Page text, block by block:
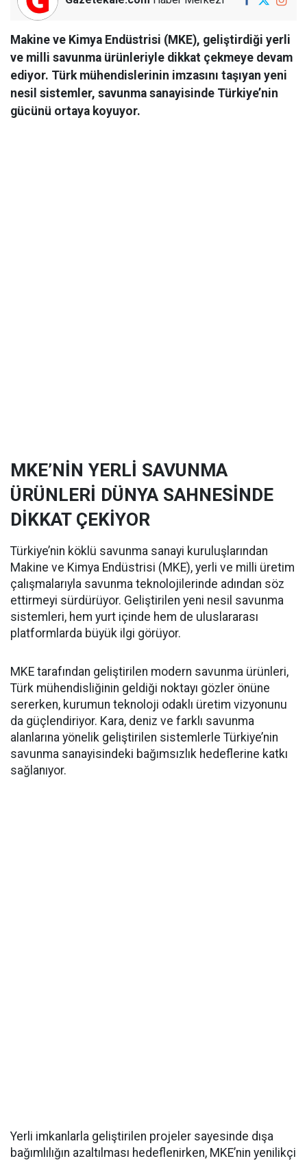
Makine ve Kimya Endüstrisi (MKE), geliştirdiği yerli
ve milli savunma ürünleriyle dikkat çekmeye devam
ediyor. Türk mühendislerinin imzasını taşıyan yeni
nesil sistemler, savunma sanayisinde Türkiye’nin
gücünü ortaya koyuyor.
MKE’NİN YERLİ SAVUNMA
ÜRÜNLERİ DÜNYA SAHNESİNDE
DİKKAT ÇEKİYOR
Türkiye’nin köklü savunma sanayi kuruluşlarından
Makine ve Kimya Endüstrisi (MKE), yerli ve milli üretim
çalışmalarıyla savunma teknolojilerinde adından söz
ettirmeyi sürdürüyor. Geliştirilen yeni nesil savunma
sistemleri, hem yurt içinde hem de uluslararası
platformlarda büyük ilgi görüyor.
MKE tarafından geliştirilen modern savunma ürünleri,
Türk mühendisliğinin geldiği noktayı gözler önüne
sererken, kurumun teknoloji odaklı üretim vizyonunu
da güçlendiriyor. Kara, deniz ve farklı savunma
alanlarına yönelik geliştirilen sistemlerle Türkiye’nin
savunma sanayisindeki bağımsızlık hedeflerine katkı
sağlanıyor.
Yerli imkanlarla geliştirilen projeler sayesinde dışa
bağımlılığın azaltılması hedeflenirken, MKE’nin yenilikçi